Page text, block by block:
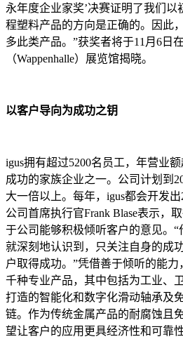
永年度企业家奖’决赛证明了我们以
程塑料产品的方向是正确的。因此
多此类产品。”获奖者将于11月6日
（Wappenhalle）展览馆揭晓。
以客户导向为成功之钥
igus拥有超过5200名员工，年营业
成功的家族企业之一。公司计划到
大一倍以上。每年，igus都会开发出
公司首席执行官Frank Blase表示，
于公司能够积极倾听客户的意见。
就深刻地认识到，只关注自身的成
户取得成功。”凭借善于倾听的能
千种专业产品，其中包括为工业、
打造的智能化和数字化滑动轴承及
链。作为传统金属产品的耐腐蚀且
望让客户的应用更具经济性和可靠